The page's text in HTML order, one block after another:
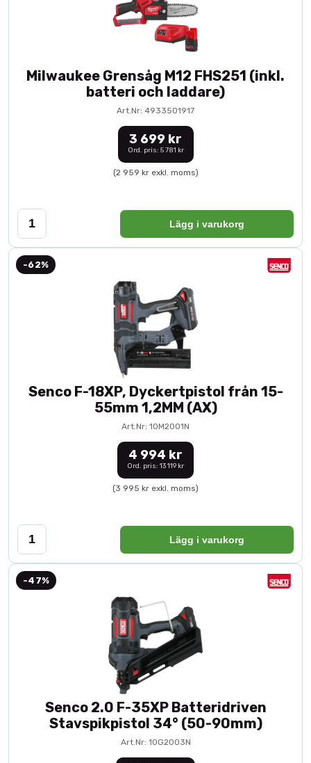
Milwaukee Grensåg M12 FHS251 (inkl.
batteri och laddare)
Art.Nr: 4933501917
3 699 kr
Ord. pris: 5 781 kr
(2 959 kr exkl. moms)
Lägg i varukorg
-62%
Senco F-18XP, Dyckertpistol från 15-
55mm 1,2MM (AX)
Art.Nr: 10M2001N
4 994 kr
Ord. pris: 13 119 kr
(3 995 kr exkl. moms)
Lägg i varukorg
-47%
Senco 2.0 F-35XP Batteridriven
Stavspikpistol 34° (50-90mm)
Art.Nr: 10G2003N